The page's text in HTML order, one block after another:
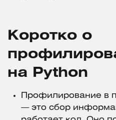
Коротко о
на Python
Профилирование в
— это сбор